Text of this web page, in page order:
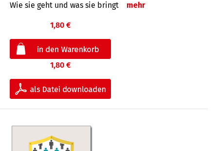
Wie sie geht und was sie bringt mehr
1,80 €
1,80 €